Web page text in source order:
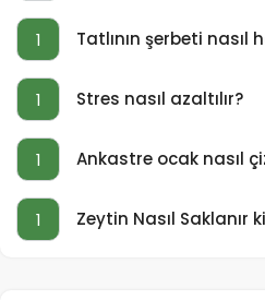
1 Tatlının şerbeti nasıl
1 Stres nasıl azaltılır?
1 Ankastre ocak nasıl
1 Zeytin Nasıl Saklanır